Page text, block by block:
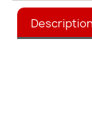
Description